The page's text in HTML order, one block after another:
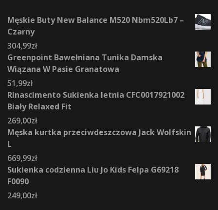
Męskie Buty New Balance M520 Nbm520Lb7 –
Czarny
304,99zł
Greenpoint Bawełniana Tunika Damska
Wiązana W Pasie Granatowa
51,99zł
Rinascimento Sukienka letnia CFC0017921002
Biały Relaxed Fit
269,00zł
Męska kurtka przeciwdeszczowa Jack Wolfskin
L
669,99zł
Sukienka codzienna Liu Jo Kids Felpa G69218
F0090
249,00zł